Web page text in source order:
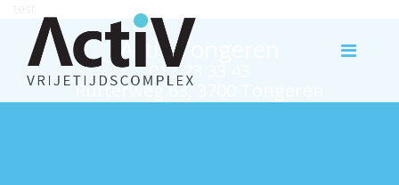
Activ Tongeren
012 23 33 43
Rutterweg 63, 3700 Tongeren